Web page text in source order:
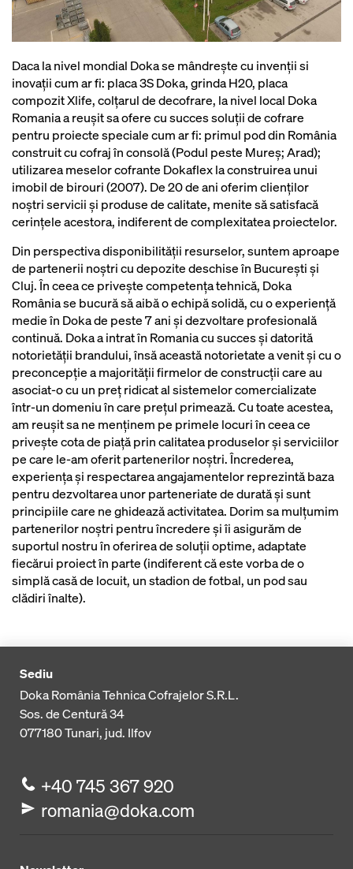
Daca la nivel mondial Doka se mândrește cu invenții si
inovații cum ar fi: placa 3S Doka, grinda H20, placa
compozit Xlife, colțarul de decofrare, la nivel local Doka
Romania a reușit sa ofere cu succes soluții de cofrare
pentru proiecte speciale cum ar fi: primul pod din România
construit cu cofraj în consolă (Podul peste Mureș; Arad);
utilizarea meselor cofrante Dokaflex la construirea unui
imobil de birouri (2007). De 20 de ani oferim clienților
noștri servicii și produse de calitate, menite să satisfacă
cerințele acestora, indiferent de complexitatea proiectelor.
Din perspectiva disponibilității resurselor, suntem aproape
de partenerii noștri cu depozite deschise în București și
Cluj. În ceea ce privește competența tehnică, Doka
România se bucură să aibă o echipă solidă, cu o experiență
medie în Doka de peste 7 ani și dezvoltare profesională
continuă. Doka a intrat în Romania cu succes și datorită
notorietății brandului, însă această notorietate a venit și cu o
preconcepție a majorității firmelor de construcții care au
asociat-o cu un preț ridicat al sistemelor comercializate
într-un domeniu în care prețul primează. Cu toate acestea,
am reușit sa ne menținem pe primele locuri în ceea ce
privește cota de piață prin calitatea produselor și serviciilor
pe care le-am oferit partenerilor noștri. Încrederea,
experiența și respectarea angajamentelor reprezintă baza
pentru dezvoltarea unor parteneriate de durată și sunt
principiile care ne ghidează activitatea. Dorim sa mulțumim
partenerilor noștri pentru încredere și îi asigurăm de
suportul nostru în oferirea de soluții optime, adaptate
fiecărui proiect în parte (indiferent că este vorba de o
simplă casă de locuit, un stadion de fotbal, un pod sau
clădiri înalte).
Sediu
Doka România Tehnica Cofrajelor S.R.L.
Sos. de Centură 34
077180Tunari, jud. Ilfov
+40 745 367 920
romania@doka.com